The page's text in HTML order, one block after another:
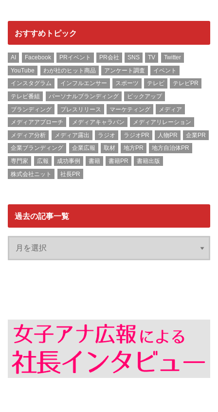
おすすめトピック
AI Facebook PRイベント PR会社 SNS TV
Twitter
YouTube
わが社のヒット商品 アンケート調査
イベント
インスタグラム
インフルエンサー スポーツ テレビ
テレビPR
テレビ番組
パーソナルブランディング
ピックアップ
ブランディング
プレスリリース マーケティング
メディア
メディアアプローチ
メディアキャラバン
メディアリレーション
メディア分析
メディア露出 ラジオ ラジオPR 人物PR
企業PR
企業ブランディング
企業広報 取材 地方PR
地方自治体PR
専門家
広報 成功事例 書籍 書籍PR
書籍出版
株式会社ニット
社長PR
過去の記事一覧